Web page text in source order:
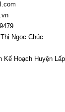
thư
Ngọc Chúc
Kế Hoạch Huyện